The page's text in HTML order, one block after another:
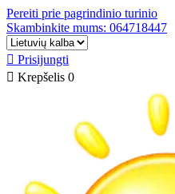
Pereiti prie pagrindinio turinio
Skambinkite mums: 064718447
 Prisijungti
 Krepšelis 0